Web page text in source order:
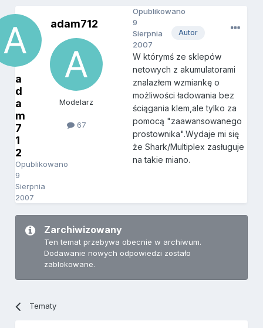
a
d
a
m
7
1
2
Opublikowano
9
Sierpnia
2007
adam712
Modelarz
67
Autor
Opublikowano
9
Sierpnia
2007
W którymś ze sklepów
netowych z akumulatorami
znalazłem wzmiankę o
możliwości ładowania bez
ściągania klem,ale tylko za
pomocą "zaawansowanego
prostownika".Wydaje mi się
że Shark/Multiplex zasługuje
na takie miano.
Zarchiwizowany
Ten temat przebywa obecnie w archiwum.
Dodawanie nowych odpowiedzi zostało
zablokowane.
Tematy